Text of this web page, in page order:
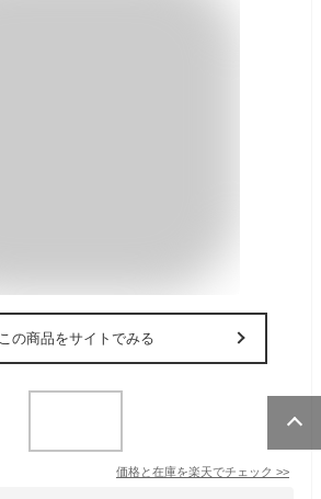
この商品をサイトでみる
価格と在庫を楽天でチェック >>